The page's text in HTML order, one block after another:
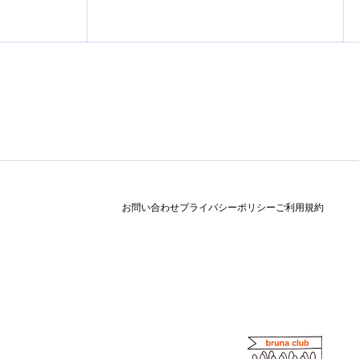
お問い合わせプライバシーポリシー ご利用規約